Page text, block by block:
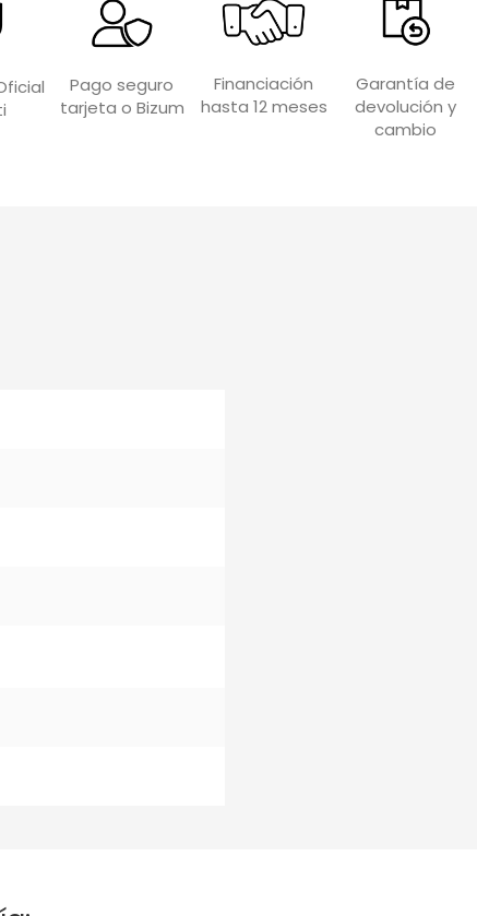
Pago seguro
tarjeta o Bizum
Financiación
hasta 12 meses
Garantía de
devolución y
cambio